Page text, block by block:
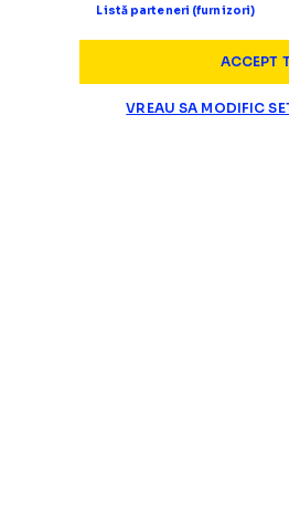
Listă parteneri (furnizori)
ACCEPT
VREAU SA MODIFIC